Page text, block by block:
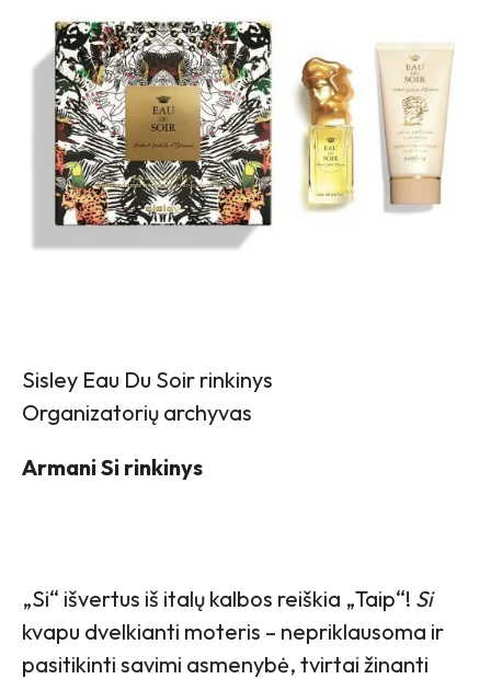
Sisley Eau Du Soir rinkinys
Organizatorių archyvas
Armani Si rinkinys
„Si“ išvertus iš italų kalbos reiškia „Taip“! Si
kvapu dvelkianti moteris – nepriklausoma ir
pasitikinti savimi asmenybė, tvirtai žinanti